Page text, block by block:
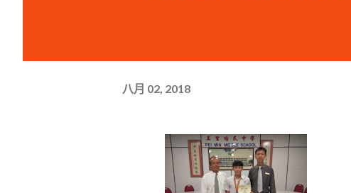
八月 02, 2018